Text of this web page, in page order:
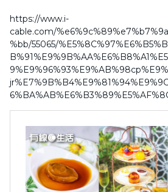
https://www.i-
cable.com/
%bb/55065/